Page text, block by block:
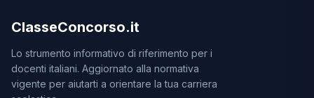
ClasseConcorso.it
Lo strumento informativo di riferimento per i
docenti italiani. Aggiornato alla normativa
vigente per aiutarti a orientare la tua carriera